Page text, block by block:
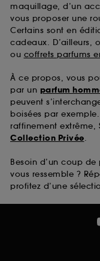
maquillage, d’un
vous proposer une
Certains sont en
cadeaux. D’ailleurs,
ou coffrets parfums
À ce propos, vous
par un parfum
peuvent
boisées par
raffinement extrême,
Collection Privée.
Besoin d’un coup
vous ressemble ?
profitez d’une